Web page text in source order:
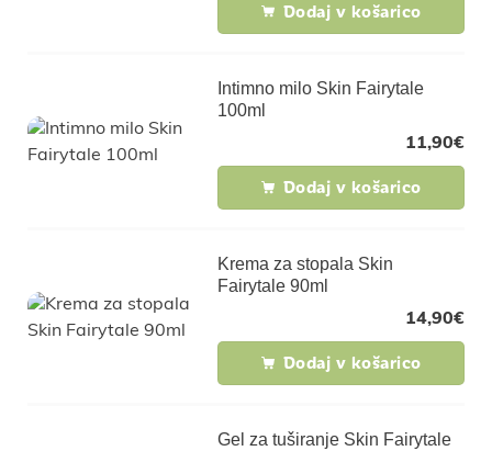
Dodaj v košarico
Intimno milo Skin Fairytale
100ml
11,90€
Dodaj v košarico
Krema za stopala Skin
Fairytale 90ml
14,90€
Dodaj v košarico
Gel za tuširanje Skin Fairytale